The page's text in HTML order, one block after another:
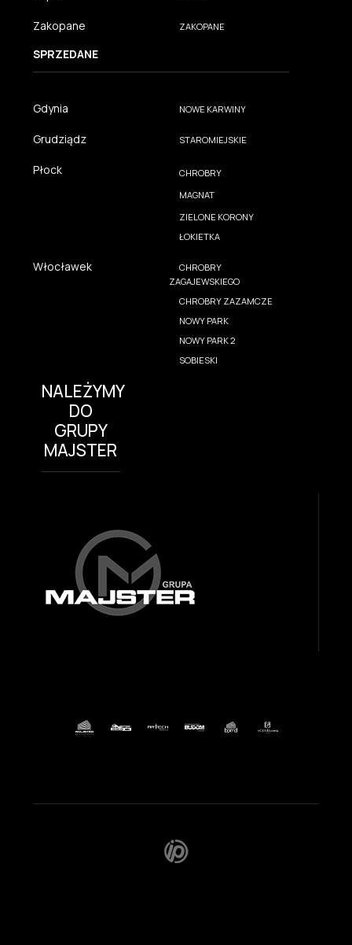
Zakopane ZAKOPANE
SPRZEDANE
Gdynia NOWE KARWINY
Grudziądz STAROMIEJSKIE
Płock
CHROBRY
MAGNAT
ZIELONE KORONY
ŁOKIETKA
Włocławek
CHROBRY
ZAGAJEWSKIEGO
CHROBRY ZAZAMCZE
NOWY PARK
NOWY PARK 2
SOBIESKI
NALEŻYMY
DO
GRUPY
MAJSTER